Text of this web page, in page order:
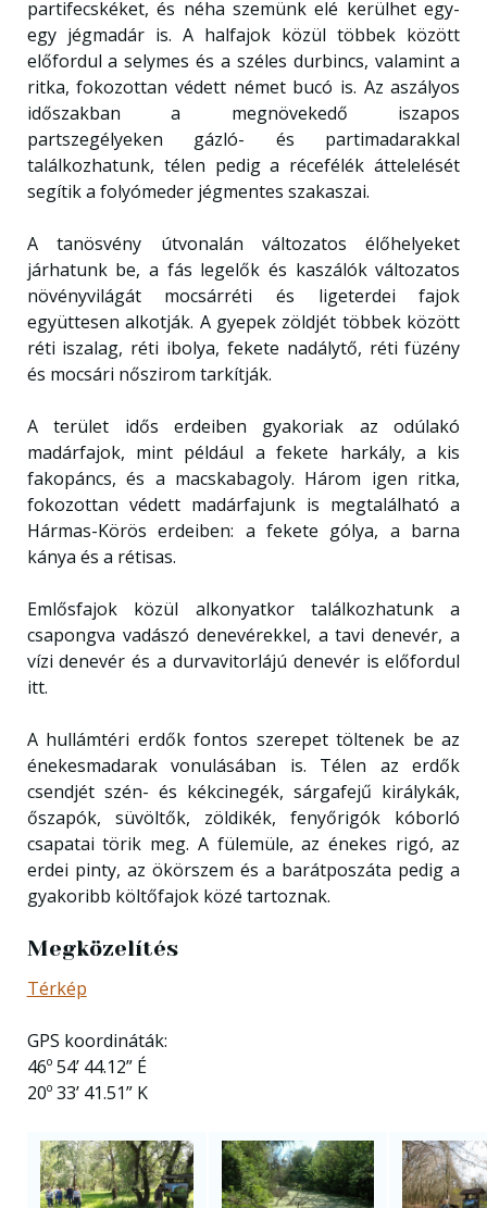
partifecskéket, és néha szemünk elé kerülhet egy-
egy jégmadár is. A halfajok közül többek között
előfordul a selymes és a széles durbincs, valamint a
ritka, fokozottan védett német bucó is. Az aszályos
időszakban a megnövekedő iszapos
partszegélyeken gázló- és partimadarakkal
találkozhatunk, télen pedig a récefélék áttelelését
segítik a folyómeder jégmentes szakaszai.
A tanösvény útvonalán változatos élőhelyeket
járhatunk be, a fás legelők és kaszálók változatos
növényvilágát mocsárréti és ligeterdei fajok
együttesen alkotják. A gyepek zöldjét többek között
réti iszalag, réti ibolya, fekete nadálytő, réti füzény
és mocsári nőszirom tarkítják.
A terület idős erdeiben gyakoriak az odúlakó
madárfajok, mint például a fekete harkály, a kis
fakopáncs, és a macskabagoly. Három igen ritka,
fokozottan védett madárfajunk is megtalálható a
Hármas-Körös erdeiben: a fekete gólya, a barna
kánya és a rétisas.
Emlősfajok közül alkonyatkor találkozhatunk a
csapongva vadászó denevérekkel, a tavi denevér, a
vízi denevér és a durvavitorlájú denevér is előfordul
itt.
A hullámtéri erdők fontos szerepet töltenek be az
énekesmadarak vonulásában is. Télen az erdők
csendjét szén- és kékcinegék, sárgafejű királykák,
őszapók, süvöltők, zöldikék, fenyőrigók kóborló
csapatai törik meg. A fülemüle, az énekes rigó, az
erdei pinty, az ökörszem és a barátposzáta pedig a
gyakoribb költőfajok közé tartoznak.
Megközelítés
Térkép
GPS koordináták:
46º 54’ 44.12” É
20º 33’ 41.51” K